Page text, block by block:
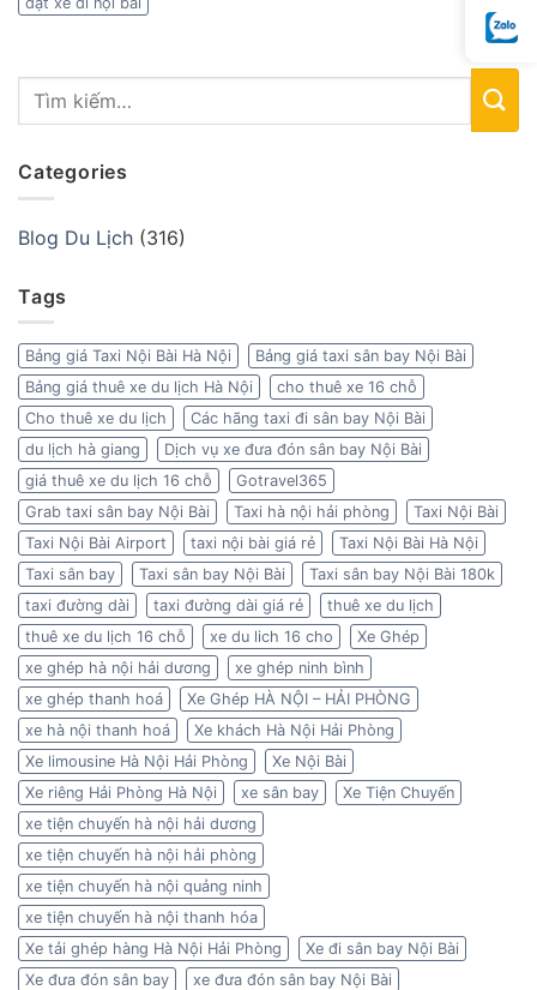
Categories
Blog Du Lịch (316)
Tags
Bảng giá Taxi Nội Bài Hà Nội
Bảng giá taxi sân bay Nội Bài
Bảng giá thuê xe du lịch Hà Nội
cho thuê xe 16 chỗ
Cho thuê xe du lịch
Các hãng taxi đi sân bay Nội Bài
du lịch hà giang
Dịch vụ xe đưa đón sân bay Nội Bài
giá thuê xe du lịch 16 chỗ
Gotravel365
Grab taxi sân bay Nội Bài
Taxi hà nội hải phòng
Taxi Nội Bài
Taxi Nội Bài Airport
taxi nội bài giá rẻ
Taxi Nội Bài Hà Nội
Taxi sân bay
Taxi sân bay Nội Bài
Taxi sân bay Nội Bài 180k
taxi đường dài
taxi đường dài giá rẻ
thuê xe du lịch
thuê xe du lịch 16 chỗ
xe du lich 16 cho
Xe Ghép
xe ghép hà nội hải dương
xe ghép ninh bình
xe ghép thanh hoá
Xe Ghép HÀ NỘI – HẢI PHÒNG
xe hà nội thanh hoá
Xe khách Hà Nội Hải Phòng
Xe limousine Hà Nội Hải Phòng
Xe Nội Bài
Xe riêng Hải Phòng Hà Nội
xe sân bay
Xe Tiện Chuyến
xe tiện chuyến hà nội hải dương
xe tiện chuyến hà nội hải phòng
xe tiện chuyến hà nội quảng ninh
xe tiện chuyến hà nội thanh hóa
Xe tải ghép hàng Hà Nội Hải Phòng
Xe đi sân bay Nội Bài
Xe đưa đón sân bay
xe đưa đón sân bay Nội Bài